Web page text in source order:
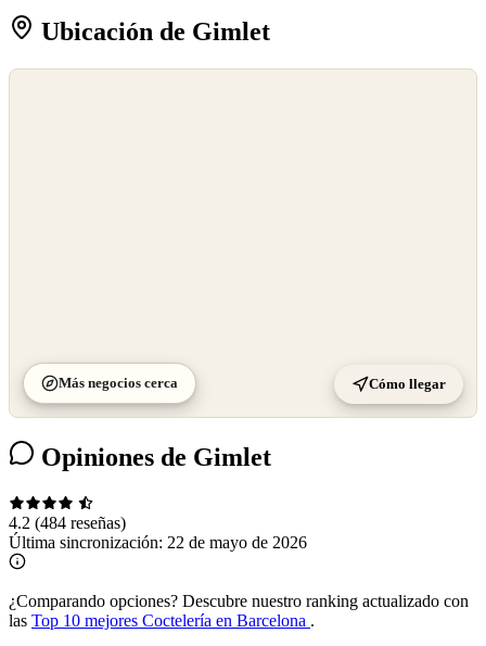
Ubicación de Gimlet
Más negocios cerca Cómo llegar
Opiniones de Gimlet
4.2 (484 reseñas)
Última sincronización: 22 de mayo de 2026
¿Comparando opciones? Descubre nuestro ranking actualizado con
las Top 10 mejores Coctelería en Barcelona .